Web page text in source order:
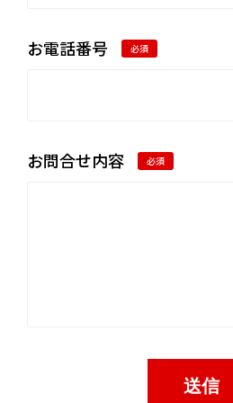
お電話番号 必須
お問合せ内容 必須
送信